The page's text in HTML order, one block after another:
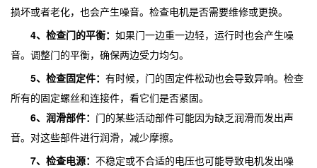
损坏或者老化，也会产生噪音。检查电机是否需要维修或更换。
4、检查门的平衡： 如果门一边重一边轻，运行时也会产生噪
音。调整门的平衡，确保两边受力均匀。
5、检查固定件： 有时候，门的固定件松动也会导致异响。检查
所有的固定螺丝和连接件，看它们是否紧固。
6、润滑部件： 门的某些活动部件可能因为缺乏润滑而发出声
音。对这些部件进行润滑，减少摩擦。
7、检查电源： 不稳定或不合适的电压也可能导致电机发出噪